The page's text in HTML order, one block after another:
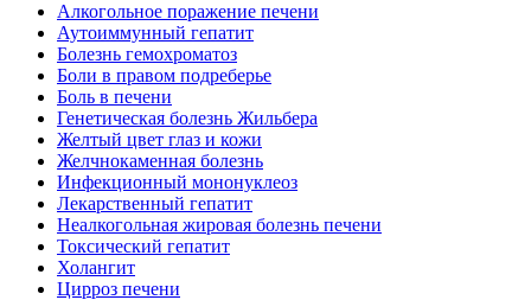
Алкогольное поражение печени
Аутоиммунный гепатит
Болезнь гемохроматоз
Боли в правом подреберье
Боль в печени
Генетическая болезнь Жильбера
Желтый цвет глаз и кожи
Желчнокаменная болезнь
Инфекционный мононуклеоз
Лекарственный гепатит
Неалкогольная жировая болезнь печени
Токсический гепатит
Холангит
Цирроз печени